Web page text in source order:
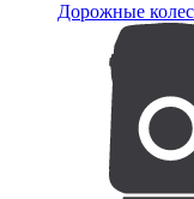
Дорожные